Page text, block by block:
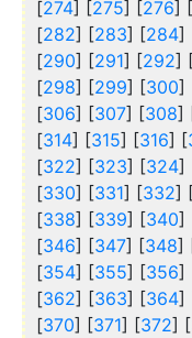
[274] [275] [276] [
[282] [283] [284]
[290] [291] [292]
[298] [299] [300]
[306] [307] [308]
[314] [315] [316] [
[322] [323] [324]
[330] [331] [332]
[338] [339] [340]
[346] [347] [348]
[354] [355] [356]
[362] [363] [364]
[370] [371] [372] [